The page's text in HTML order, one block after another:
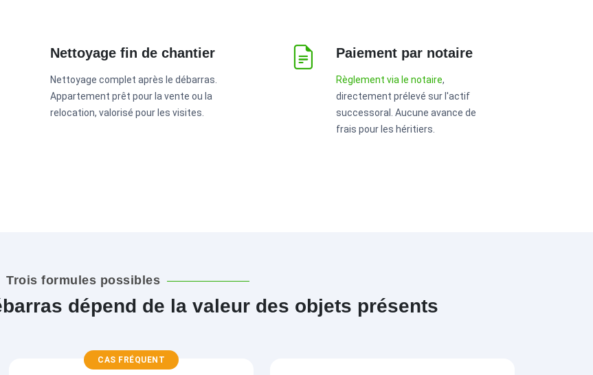
Nettoyage fin de chantier
Nettoyage complet après le débarras.
Appartement prêt pour la vente ou la
relocation, valorisé pour les visites.
Paiement par notaire
Règlement via le notaire,
directement prélevé sur l'actif
successoral. Aucune avance de
frais pour les héritiers.
Trois formules possibles
dépend de la valeur des objets présents
CAS FRÉQUENT